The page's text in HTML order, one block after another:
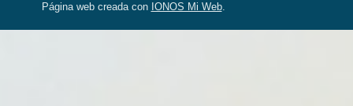
Página web creada con IONOS Mi Web.